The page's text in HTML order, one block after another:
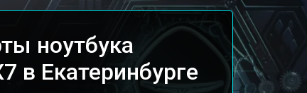
ноутбука
в Екатеринбурге